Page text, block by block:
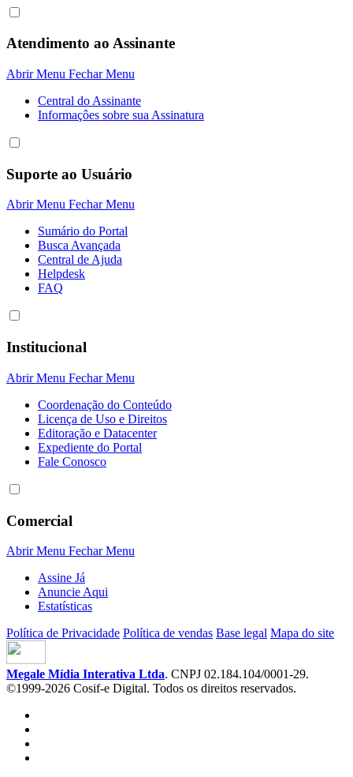
Atendimento ao Assinante
Abrir Menu Fechar Menu
Central do Assinante
Informaçôes sobre sua Assinatura
Suporte ao Usuário
Abrir Menu Fechar Menu
Sumário do Portal
Busca Avançada
Central de Ajuda
Helpdesk
FAQ
Institucional
Abrir Menu Fechar Menu
Coordenação do Conteúdo
Licença de Uso e Direitos
Editoração e Datacenter
Expediente do Portal
Fale Conosco
Comercial
Abrir Menu Fechar Menu
Assine Já
Anuncie Aqui
Estatísticas
Política de Privacidade Política de vendas Base legal Mapa do site
Megale Mídia Interativa Ltda. CNPJ 02.184.104/0001-29.
©1999-2026 Cosif-e Digital. Todos os direitos reservados.